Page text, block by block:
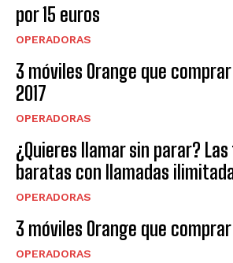
por 15 euros
OPERADORAS
3 móviles Orange que
2017
OPERADORAS
¿Quieres llamar sin parar?
baratas con llamadas
OPERADORAS
3 móviles Orange que
OPERADORAS